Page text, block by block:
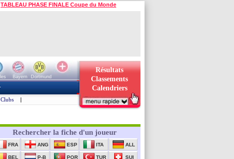
TABLEAU PHASE FINALE Coupe du Monde
Bayern
Dortmund
Résultats
Classements
Calendriers
|